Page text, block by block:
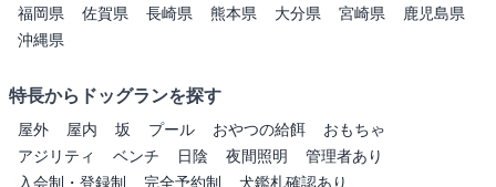
福岡県
佐賀県 長崎県 熊本県 大分県 宮崎県
鹿児島県
沖縄県
特長からドッグランを探す
屋外 屋内 坂 プール おやつの給餌
おもちゃ
アジリティ
ベンチ 日陰 夜間照明
管理者あり
入会制・登録制
完全予約制
犬鑑札確認あり